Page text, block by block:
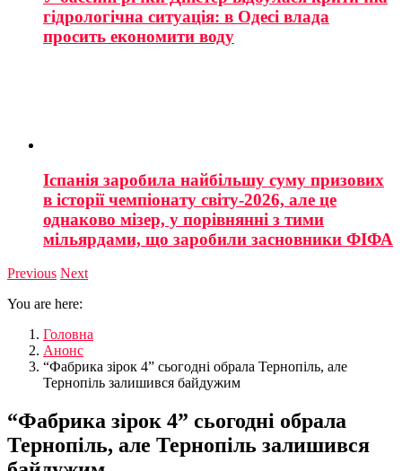
гідрологічна ситуація: в Одесі влада
просить економити воду
Іспанія заробила найбільшу суму призових
в історії чемпіонату світу-2026, але це
однаково мізер, у порівнянні з тими
мільярдами, що заробили засновники ФІФА
Previous Next
You are here:
Головна
Анонс
“Фабрика зірок 4” сьогодні обрала Тернопіль, але
Тернопіль залишився байдужим
“Фабрика зірок 4” сьогодні обрала
Тернопіль, але Тернопіль залишився